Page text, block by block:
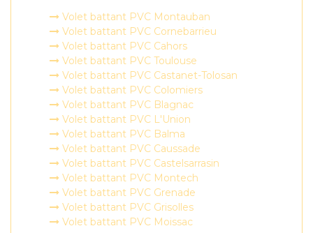
Volet battant PVC Montauban
Volet battant PVC Cornebarrieu
Volet battant PVC Cahors
Volet battant PVC Toulouse
Volet battant PVC Castanet-Tolosan
Volet battant PVC Colomiers
Volet battant PVC Blagnac
Volet battant PVC L'Union
Volet battant PVC Balma
Volet battant PVC Caussade
Volet battant PVC Castelsarrasin
Volet battant PVC Montech
Volet battant PVC Grenade
Volet battant PVC Grisolles
Volet battant PVC Moissac